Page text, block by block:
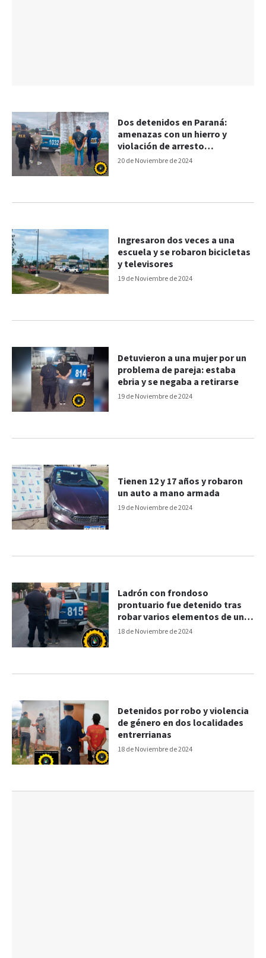
20 de Noviembre de 2024
Dos detenidos en Paraná:
amenazas con un hierro y
violación de arresto
domiciliario
19 de Noviembre de 2024
Ingresaron dos veces a una
escuela y se robaron bicicletas
y televisores
19 de Noviembre de 2024
Detuvieron a una mujer por un
problema de pareja: estaba
ebria y se negaba a retirarse
19 de Noviembre de 2024
Tienen 12 y 17 años y robaron
un auto a mano armada
18 de Noviembre de 2024
Ladrón con frondoso
prontuario fue detenido tras
robar varios elementos de una
vivienda en Paraná
18 de Noviembre de 2024
Detenidos por robo y violencia
de género en dos localidades
entrerrianas